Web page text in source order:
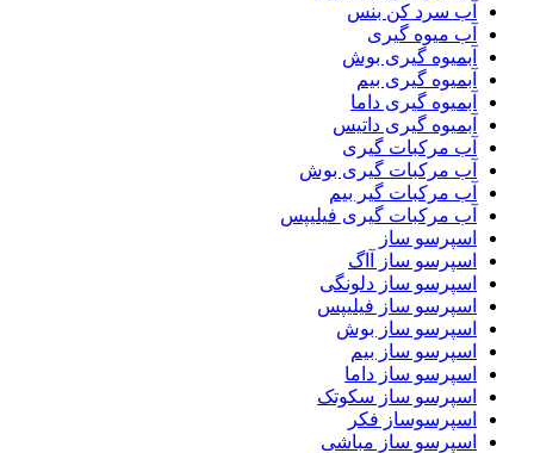
آب سرد کن بنس
آب میوه گیری
آبمیوه گیری بوش
آبمیوه گیری بیم
آبمیوه گیری داما
آبمیوه گیری داتیس
آب مرکبات گیری
آب مرکبات گیری بوش
آب مرکبات گیر بیم
آب مرکبات گیری فیلیپس
اسپرسو ساز
اسپرسو ساز آاگ
اسپرسو ساز دلونگی
اسپرسو ساز فیلیپس
اسپرسو ساز بوش
اسپرسو ساز بیم
اسپرسو ساز داما
اسپرسو ساز سکوتک
اسپرسوساز فکر
اسپرسو ساز مباشی